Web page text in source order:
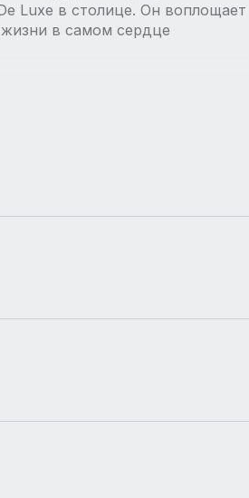
Luxe в столице. Он воплощает
в самом сердце